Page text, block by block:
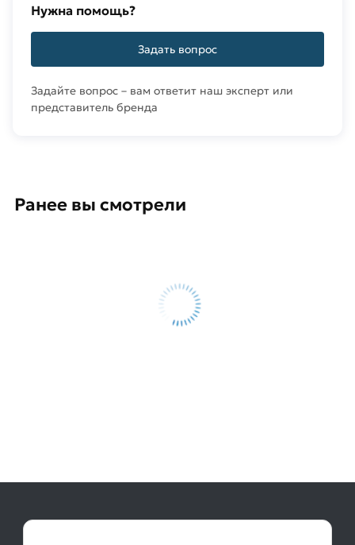
Нужна помощь?
Задать вопрос
Задайте вопрос – вам ответит наш эксперт или
представитель бренда
Ранее вы смотрели